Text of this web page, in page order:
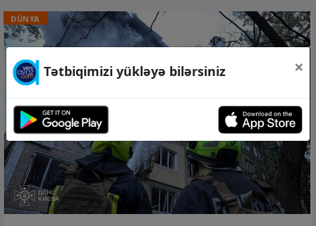
DÜNYA
Tətbiqimizi yükləyə bilərsiniz ×